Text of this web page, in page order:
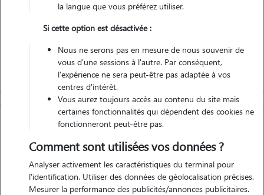
la langue que vous préférez utiliser.
Si cette option est désactivée :
Nous ne serons pas en mesure de nous souvenir de
vous d'une sessions à l'autre. Par conséquent,
l'expérience ne sera peut-être pas adaptée à vos
centres d'intérêt.
Vous aurez toujours accès au contenu du site mais
certaines fonctionnalités qui dépendent des cookies ne
fonctionneront peut-être pas.
Comment sont utilisées vos données ?
Analyser activement les caractéristiques du terminal pour
l'identification. Utiliser des données de géolocalisation précises.
Mesurer la performance des publicités/annonces publicitaires.